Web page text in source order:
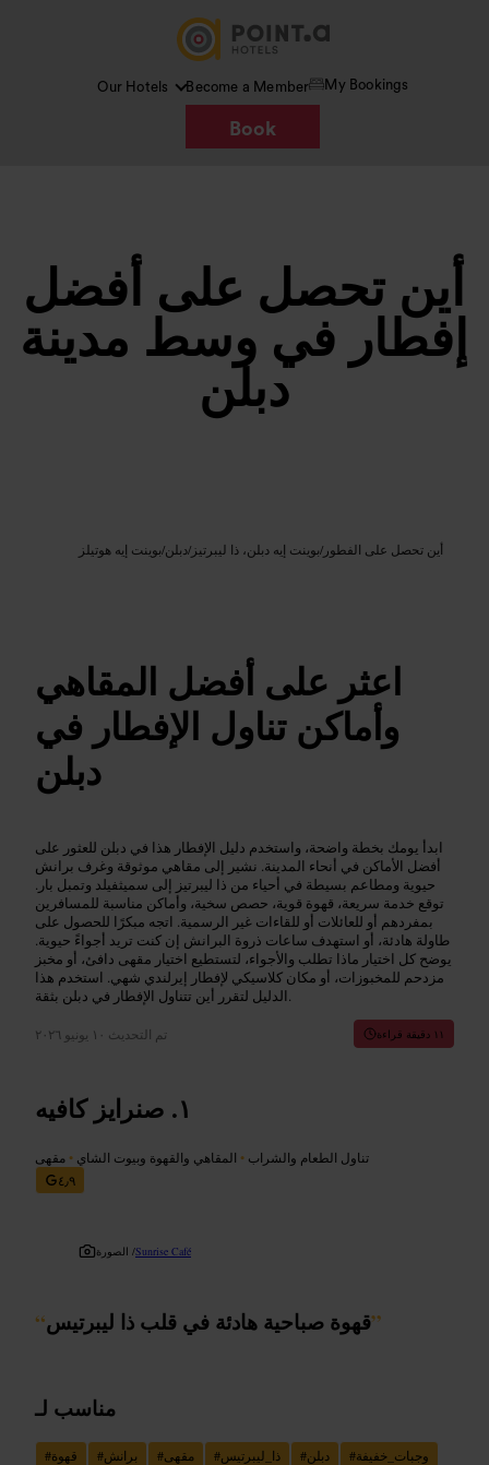
Our Hotels Become a Member My Bookings
Book
أين تحصل على أفضل
إفطار في وسط مدينة
دبلن
بوينت إيه هوتيلز/دبلن/ بوينت إيه دبلن، ذا ليبرتيز/ أين تحصل على الفطور
اعثر على أفضل المقاهي
وأماكن تناول الإفطار في
دبلن
ابدأ يومك بخطة واضحة، واستخدم دليل الإفطار هذا في دبلن للعثور على
أفضل الأماكن في أنحاء المدينة. نشير إلى مقاهي موثوقة وغرف برانش
حيوية ومطاعم بسيطة في أحياء من ذا ليبرتيز إلى سميثفيلد وتمبل بار.
توقع خدمة سريعة، قهوة قوية، حصص سخية، وأماكن مناسبة للمسافرين
بمفردهم أو للعائلات أو للقاءات غير الرسمية. اتجه مبكرًا للحصول على
طاولة هادئة، أو استهدف ساعات ذروة البرانش إن كنت تريد أجواءً حيوية.
يوضح كل اختيار ماذا تطلب والأجواء، لتستطيع اختيار مقهى دافئ، أو مخبز
مزدحم للمخبوزات، أو مكان كلاسيكي لإفطار إيرلندي شهي. استخدم هذا
الدليل لتقرر أين تتناول الإفطار في دبلن بثقة.
تم التحديث ١٠ يونيو ٢٠٢٦ ١١ دقيقة قراءة
صنرايز كافيه
تناول الطعام والشراب • المقاهي والقهوة وبيوت الشاي • مقهى
٤٫٩
الصورة /Sunrise Café
“قهوة صباحية هادئة في قلب ذا ليبرتيس”
مناسب لـ
#قهوة #برانش #مقهى #ذا_ليبرتيس #دبلن #وجبات_خفيفة